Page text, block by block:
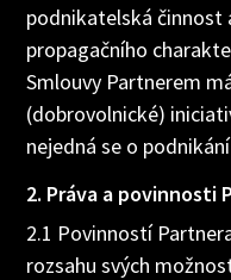
podnikatelská činnost
propagačního
Smlouvy Partnerem
(dobrovolnické)
nejedná se o
2. Práva a povinnosti
2.1 Povinností
rozsahu svých